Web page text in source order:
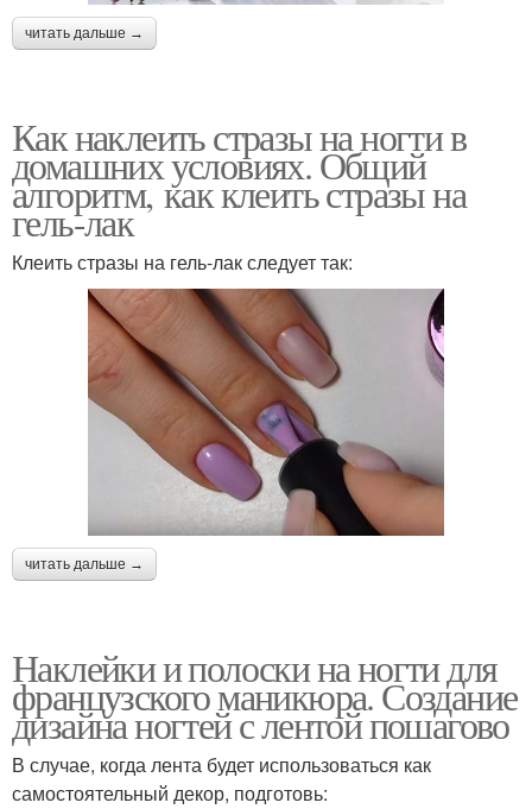
читать дальше →
Как наклеить стразы на ногти в
домашних условиях. Общий
алгоритм, как клеить стразы на
гель-лак
Клеить стразы на гель-лак следует так:
читать дальше →
Наклейки и полоски на ногти для
французского маникюра. Создание
дизайна ногтей с лентой пошагово
В случае, когда лента будет использоваться как
самостоятельный декор, подготовь: